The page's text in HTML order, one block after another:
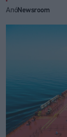
ΑπόNewsroom